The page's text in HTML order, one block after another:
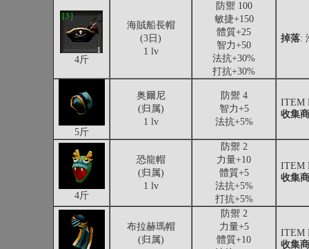
4斤
海賊船長帽
(3日)
1 lv
防禦 100
敏捷+150
體質+25
智力+50
法抗+30%
打抗+30%
掉落:
5斤
奥爾尼
(归属)
1 lv
防禦 4
智力+5
法抗+5%
ITEM
收集
4斤
恐龍帽
(归属)
1 lv
防禦 2
力量+10
體質+5
法抗+5%
打抗+5%
ITEM
收集
布拉赫瑪帽
(归属)
防禦 2
力量+5
體質+10
ITEM
收集